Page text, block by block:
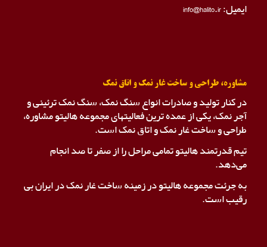
ایمیل: info@halito.ir
مشاوره، طراحی و ساخت غار نمک و اتاق نمک
در کنار تولید و صادرات انواع سنگ نمک، سنگ نمک ترئینی و
آجر نمک، یکی از عمده ترین فعالیتهای مجموعه هالیتو مشاوره،
طراحی و ساخت غار نمک و اتاق نمک است.
تیم قدرتمند هالیتو تمامی مراحل را از صفر تا صد انجام
می‌دهد.
به جرئت مجموعه هالیتو در زمینه ساخت غار نمک در ایران بی
رقیب است.